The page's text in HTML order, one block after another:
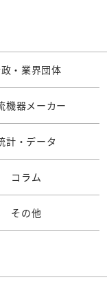
・業界団体
機器メーカー
計・データ
コラム
その他